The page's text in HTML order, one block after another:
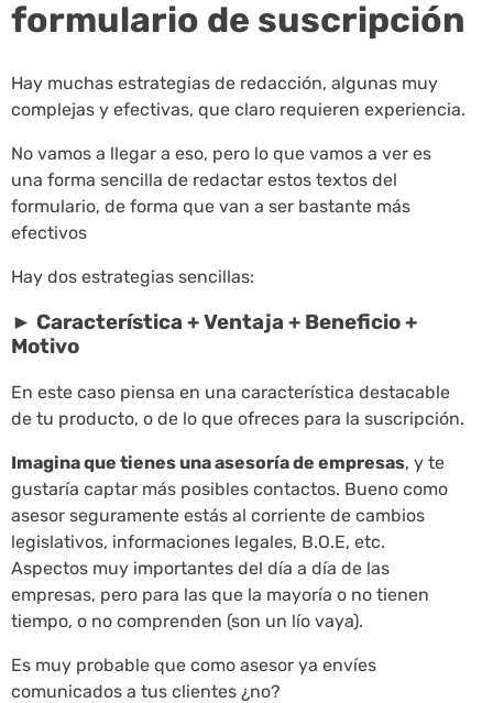
formulario de suscripción
Hay muchas estrategias de redacción, algunas muy
complejas y efectivas, que claro requieren experiencia.
No vamos a llegar a eso, pero lo que vamos a ver es
una forma sencilla de redactar estos textos del
formulario, de forma que van a ser bastante más
efectivos
Hay dos estrategias sencillas:
► Característica + Ventaja + Beneficio +
Motivo
En este caso piensa en una característica destacable
de tu producto, o de lo que ofreces para la suscripción.
Imagina que tienes una asesoría de empresas, y te
gustaría captar más posibles contactos. Bueno como
asesor seguramente estás al corriente de cambios
legislativos, informaciones legales, B.O.E, etc.
Aspectos muy importantes del día a día de las
empresas, pero para las que la mayoría o no tienen
tiempo, o no comprenden (son un lío vaya).
Es muy probable que como asesor ya envíes
comunicados a tus clientes ¿no?